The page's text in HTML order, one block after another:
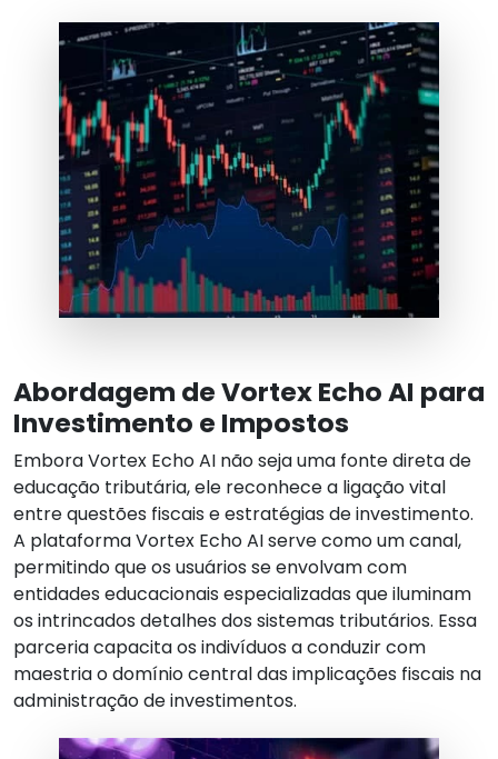
Abordagem de Vortex Echo AI para
Investimento e Impostos
Embora Vortex Echo AI não seja uma fonte direta de
educação tributária, ele reconhece a ligação vital
entre questões fiscais e estratégias de investimento.
A plataforma Vortex Echo AI serve como um canal,
permitindo que os usuários se envolvam com
entidades educacionais especializadas que iluminam
os intrincados detalhes dos sistemas tributários. Essa
parceria capacita os indivíduos a conduzir com
maestria o domínio central das implicações fiscais na
administração de investimentos.